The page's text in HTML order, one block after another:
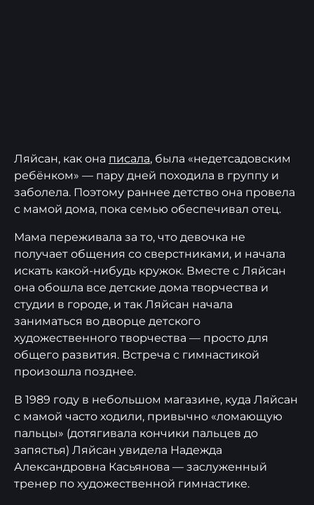
Ляйсан, как она писала, была «недетсадовским
ребёнком» — пару дней походила в группу и
заболела. Поэтому раннее детство она провела
с мамой дома, пока семью обеспечивал отец.
Мама переживала за то, что девочка не
получает общения со сверстниками, и начала
искать какой-нибудь кружок. Вместе с Ляйсан
она обошла все детские дома творчества и
студии в городе, и так Ляйсан начала
заниматься во дворце детского
художественного творчества — просто для
общего развития. Встреча с гимнастикой
произошла позднее.
В 1989 году в небольшом магазине, куда Ляйсан
с мамой часто ходили, привычно «ломающую
пальцы» (дотягивала кончики пальцев до
запястья) Ляйсан увидела Надежда
Александровна Касьянова — заслуженный
тренер по художественной гимнастике.